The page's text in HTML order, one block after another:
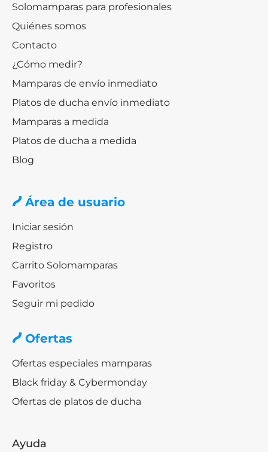
Solomamparas para profesionales
Quiénes somos
Contacto
¿Cómo medir?
Mamparas de envío inmediato
Platos de ducha envío inmediato
Mamparas a medida
Platos de ducha a medida
Blog
Área de usuario
Iniciar sesión
Registro
Carrito Solomamparas
Favoritos
Seguir mi pedido
Ofertas
Ofertas especiales mamparas
Black friday & Cybermonday
Ofertas de platos de ducha
Ayuda